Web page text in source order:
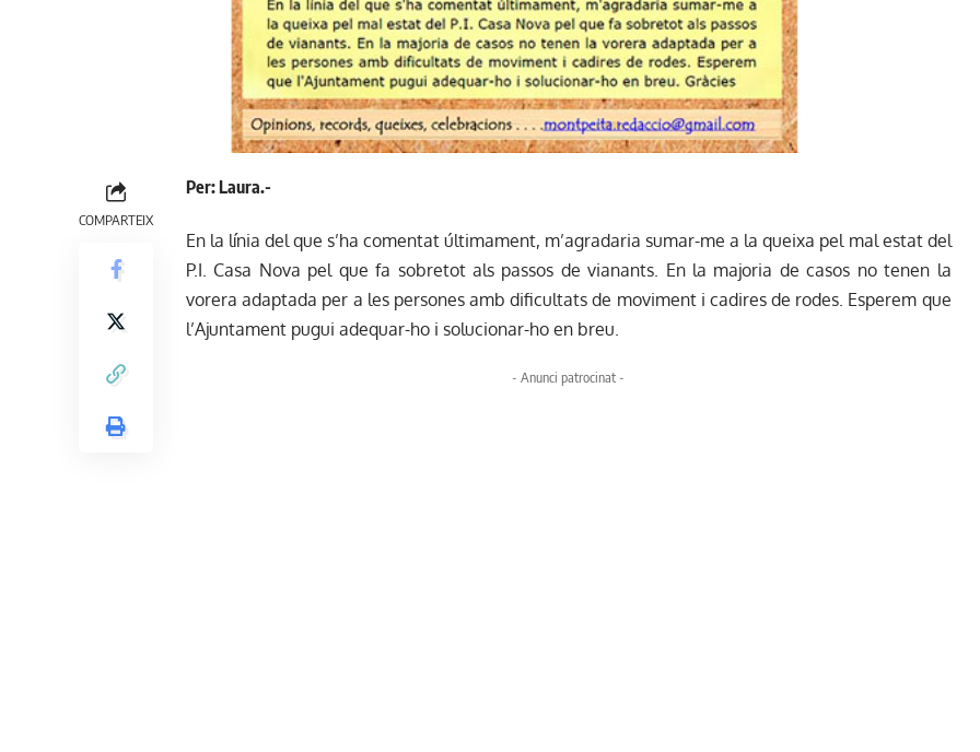
COMPARTEIX
Per: Laura.-
En la línia del que s’ha comentat últimament, m’agradaria sumar-me a la queixa pel mal estat del
P.I. Casa Nova pel que fa sobretot als passos de vianants. En la majoria de casos no tenen la
vorera adaptada per a les persones amb dificultats de moviment i cadires de rodes. Esperem que
l’Ajuntament pugui adequar-ho i solucionar-ho en breu.
- Anunci patrocinat -